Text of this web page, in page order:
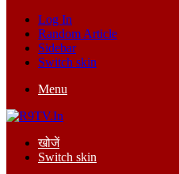
Log In
Random Article
Sidebar
Switch skin
Menu
खोजें
Switch skin